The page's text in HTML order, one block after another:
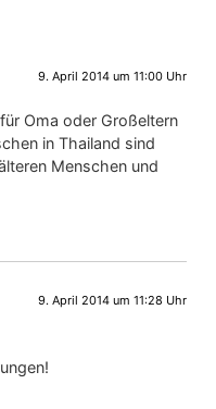
9. April 2014 um 11:00 Uhr
Oma oder Großeltern
in Thailand sind
Menschen und
9. April 2014 um 11:28 Uhr